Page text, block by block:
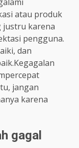
atau produk
justru karena
pengguna.
dan
jangan
karena
gagal